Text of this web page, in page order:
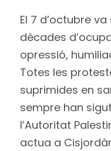
El 7 d’octubre
dècades
opressió,
Totes les
suprimides en
sempre han
l’Autoritat
actua a